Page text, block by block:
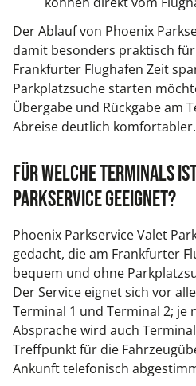
Der Ablauf von Phoenix
damit besonders praktisch
Frankfurter Flughafen Zeit
Parkplatzsuche starten
Übergabe und Rückgabe am
Abreise deutlich komfortabler.
Für welche Terminals
Parkservice geeignet?
Phoenix Parkservice Valet
gedacht, die am Frankfurter
bequem und ohne
Der Service eignet sich vor
Terminal 1 und Terminal 2; je
Absprache wird auch
Treffpunkt für die
Ankunft telefonisch